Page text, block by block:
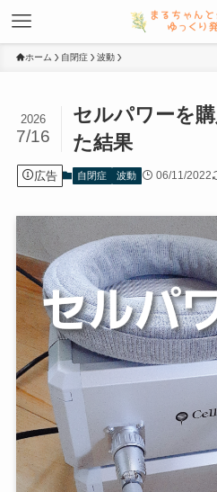
ホーム 自閉症 波動
セルパワーを
た結果
2026
7/16
広告 自閉症 波動 06/11/2022